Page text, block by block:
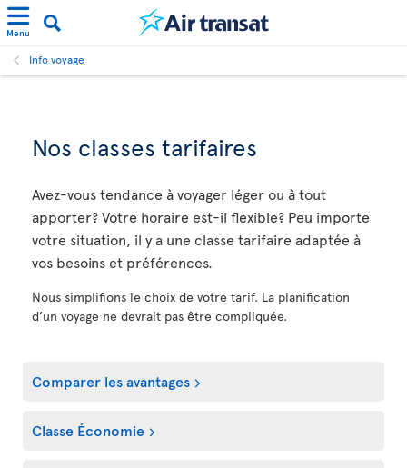
Menu
Info voyage
Nos classes tarifaires
Avez-vous tendance à voyager léger ou à tout
apporter? Votre horaire est-il flexible? Peu importe
votre situation, il y a une classe tarifaire adaptée à
vos besoins et préférences.
Nous simplifions le choix de votre tarif. La planification
d’un voyage ne devrait pas être compliquée.
Comparer les avantages
Classe Économie